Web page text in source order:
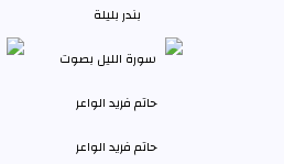
بندر بليلة
حاتم فريد الواعر